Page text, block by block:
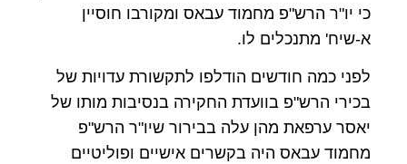
כי יו"ר הרש"פ מחמוד עבאס ומקורבו חוסיין
א-שיח' מתנכלים לו.
לפני כמה חודשים הודלפו לתקשורת עדויות של
בכירי הרש"פ בוועדת החקירה בנסיבות מותו של
יאסר ערפאת מהן עלה בבירור שיו"ר הרש"פ
מחמוד עבאס היה בקשרים אישיים ופוליטיים